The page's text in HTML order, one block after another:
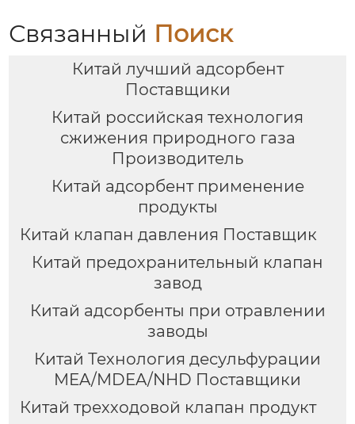
Связанный Поиск
Китай лучший адсорбент
Поставщики
Китай российская технология
сжижения природного газа
Производитель
Китай адсорбент применение
продукты
Китай клапан давления Поставщик
Китай предохранительный клапан
завод
Китай адсорбенты при отравлении
заводы
Китай Технология десульфурации
MEA/MDEA/NHD Поставщики
Китай трехходовой клапан продукт